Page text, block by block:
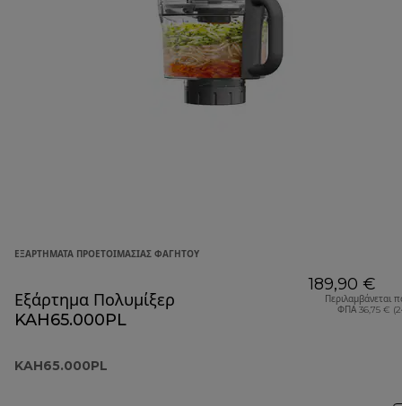
ΕΞΑΡΤΉΜΑΤΑ ΠΡΟΕΤΟΙΜΑΣΊΑΣ ΦΑΓΗΤΟΎ
Εξάρτημα Πολυμίξερ
KAH65.000PL
KAH65.000PL
189,90 €
Περιλαμβάνεται
ΦΠΑ 36,75 €